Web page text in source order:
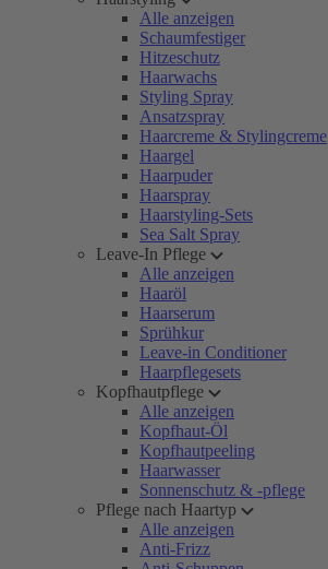
Alle anzeigen
Schaumfestiger
Hitzeschutz
Haarwachs
Styling Spray
Ansatzspray
Haarcreme & Stylingcreme
Haargel
Haarpuder
Haarspray
Haarstyling-Sets
Sea Salt Spray
Leave-In Pflege
Alle anzeigen
Haaröl
Haarserum
Sprühkur
Leave-in Conditioner
Haarpflegesets
Kopfhautpflege
Alle anzeigen
Kopfhaut-Öl
Kopfhautpeeling
Haarwasser
Sonnenschutz & -pflege
Pflege nach Haartyp
Alle anzeigen
Anti-Frizz